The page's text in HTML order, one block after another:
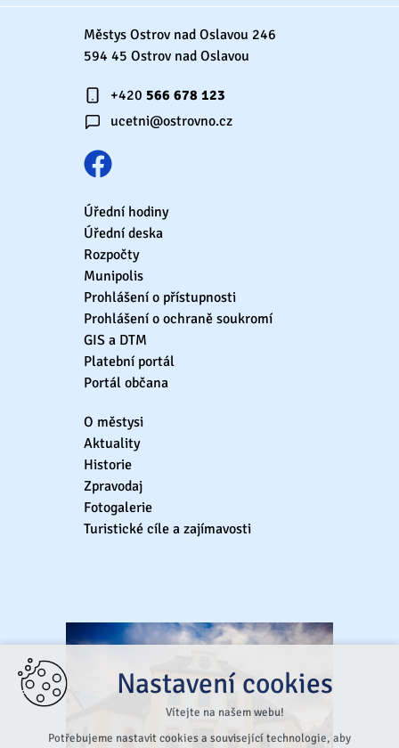
Městys Ostrov nad Oslavou 246
594 45 Ostrov nad Oslavou
+420 566 678 123
ucetni@ostrovno.cz
Úřední hodiny
Úřední deska
Rozpočty
Munipolis
Prohlášení o přístupnosti
Prohlášení o ochraně soukromí
GIS a DTM
Platební portál
Portál občana
O městysi
Aktuality
Historie
Zpravodaj
Fotogalerie
Turistické cíle a zajímavosti
Nastavení cookies
Vítejte na našem webu!
Potřebujeme nastavit cookies a související technologie, aby